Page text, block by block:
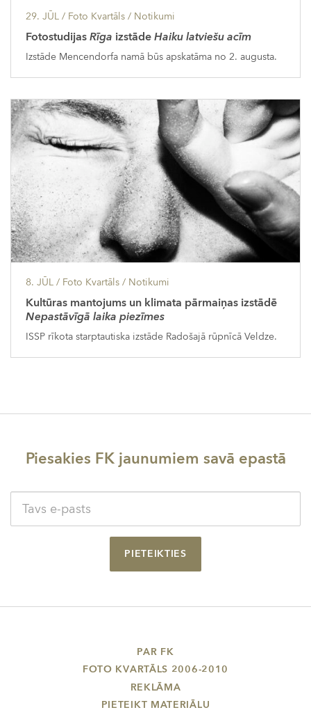
29. JŪL / Foto Kvartāls / Notikumi
FotostudijasRīga izstādeHaiku latviešu acīm
Izstāde Mencendorfa namā būs apskatāma no 2. augusta.
8. JŪL / Foto Kvartāls / Notikumi
Kultūras mantojums un klimata pārmaiņas izstādē
Nepastāvīgā laika piezīmes
ISSP rīkota starptautiska izstāde Radošajā rūpnīcā Veldze.
Piesakies FK jaunumiem savā epastā
PIETEIKTIES
PAR FK
FOTO KVARTĀLS 2006-2010
REKLĀMA
PIETEIKT MATERIĀLU